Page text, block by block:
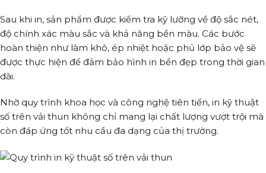
Sau khi in, sản phẩm được kiểm tra kỹ lưỡng về độ sắc nét,
độ chính xác màu sắc và khả năng bền màu. Các bước
hoàn thiện như làm khô, ép nhiệt hoặc phủ lớp bảo vệ sẽ
được thực hiện để đảm bảo hình in bền đẹp trong thời gian
dài.
Nhờ quy trình khoa học và công nghệ tiên tiến, in kỹ thuật
số trên vải thun không chỉ mang lại chất lượng vượt trội mà
còn đáp ứng tốt nhu cầu đa dạng của thị trường.